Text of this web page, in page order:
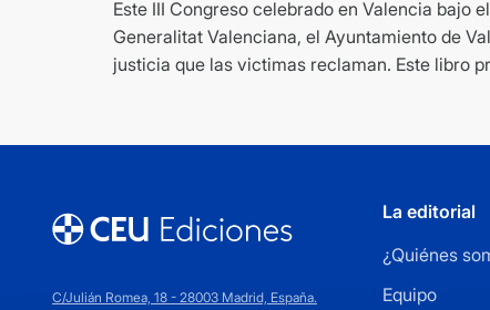
Este III Congreso celebrado en Valencia bajo
Generalitat Valenciana, el Ayuntamiento de
justicia que las victimas reclaman. Este libro
C/Julián Romea, 18 - 28003 Madrid, España.
La editorial
¿Quiénes
Equipo